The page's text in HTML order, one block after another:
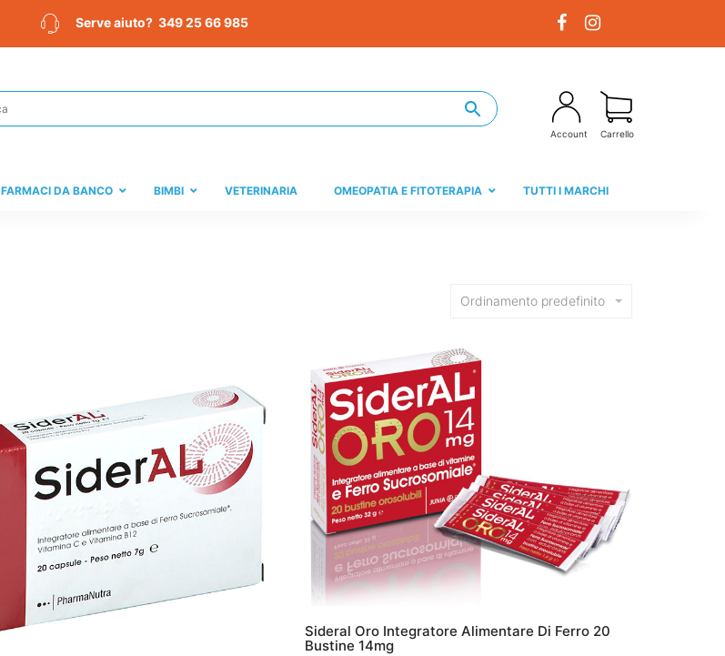
Serve aiuto? 349 25 66 985
Account Carrello
FARMACI DA BANCO BIMBI VETERINARIA OMEOPATIA E FITOTERAPIA TUTTI I MARCHI
Ordinamento predefinito
Sideral Oro Integratore Alimentare Di Ferro 20
Bustine 14mg